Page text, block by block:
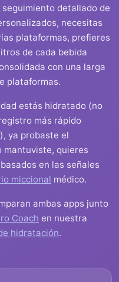
detallado de
necesitas
plataformas, prefieres
de cada bebida
con una larga
plataformas.
estás hidratado (no
más rápido
ya probaste el
mantuviste, quieres
en las señales
miccional médico.
ambas apps junto
Coach en nuestra
hidratación.